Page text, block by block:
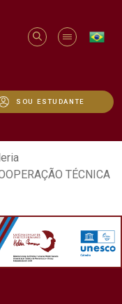
SOU ESTUDANTE
TÉCNICA